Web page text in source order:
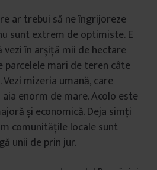
ar trebui să ne îngrijoreze
sunt extrem de optimiste. E
în arșiță mii de hectare
mari de teren câte
mizeria umană, care
enorm de mare. Acolo este
și economică. Deja simți
comunitățile locale sunt
unii de prin jur.